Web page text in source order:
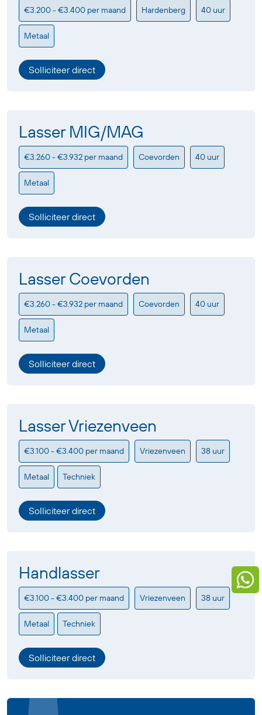
€3.200 - €3.400 per maand Hardenberg 40 uur
Metaal
Solliciteer direct
Lasser MIG/MAG
€3.260 - €3.932 per maand Coevorden 40 uur
Metaal
Solliciteer direct
Lasser Coevorden
€3.260 - €3.932 per maand Coevorden 40 uur
Metaal
Solliciteer direct
Lasser Vriezenveen
€3.100 - €3.400 per maand Vriezenveen 38 uur
Metaal Techniek
Solliciteer direct
Handlasser
€3.100 - €3.400 per maand Vriezenveen 38 uur
Metaal Techniek
Solliciteer direct